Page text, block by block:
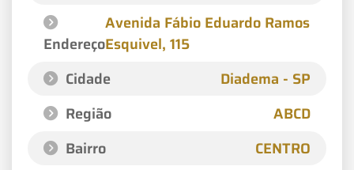
Endereço
Avenida Fábio Eduardo Ramos
Esquivel, 115
Cidade
Diadema - SP
Região
ABCD
Bairro
CENTRO